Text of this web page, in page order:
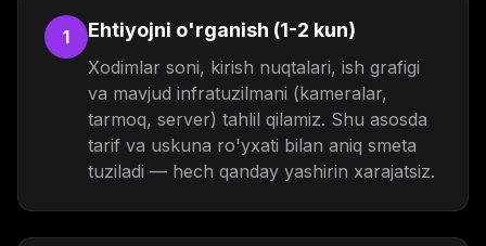
1 Ehtiyojni o'rganish (1-2 kun)
Xodimlar soni, kirish nuqtalari, ish grafigi
va mavjud infratuzilmani (kameralar,
tarmoq, server) tahlil qilamiz. Shu asosda
tarif va uskuna ro'yxati bilan aniq smeta
tuziladi — hech qanday yashirin xarajatsiz.